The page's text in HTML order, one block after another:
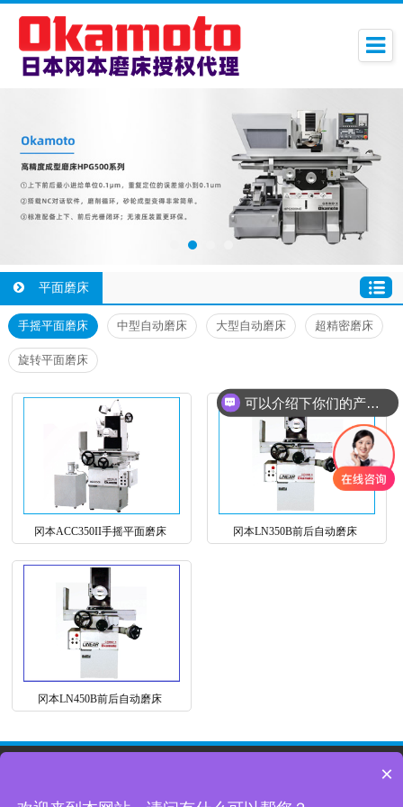
平面磨床
手摇平面磨床 中型自动磨床 大型自动磨床 超精密磨床
旋转平面磨床
冈本ACC350II手摇平面磨床 冈本LN350B前后自动磨床
冈本LN450B前后自动磨床
电话：13735467018 微信：13735467018
可以介绍下你们的产品么
×